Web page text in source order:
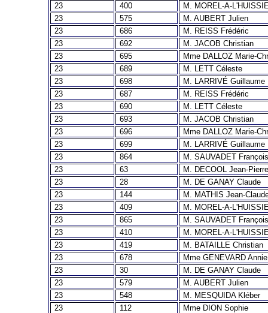
23
400
M. MOREL-A-
23
575
M. AUBERT Julien
23
686
M. REISS Frédéric
23
692
M. JACOB Christian
23
695
Mme DALLOZ Marie-
23
689
M. LETT Céleste
23
698
M. LARRIVÉ Guillaume
23
687
M. REISS Frédéric
23
690
M. LETT Céleste
23
693
M. JACOB Christian
23
696
Mme DALLOZ Marie-
23
699
M. LARRIVÉ Guillaume
23
864
M. SAUVADET
23
63
M. DECOOL Jean-
23
28
M. DE GANAY Claude
23
144
M. MATHIS Jean-
23
409
M. MOREL-A-
23
865
M. SAUVADET
23
410
M. MOREL-A-
23
419
M. BATAILLE Christian
23
678
Mme GENEVARD Annie
23
30
M. DE GANAY Claude
23
579
M. AUBERT Julien
23
548
M. MESQUIDA Kléber
23
112
Mme DION Sophie